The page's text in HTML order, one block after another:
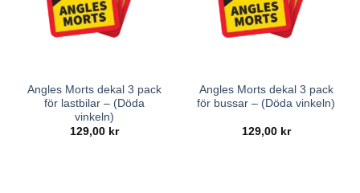
Angles Morts dekal 3 pack
för lastbilar – (Döda
vinkeln)
129,00 kr
Angles Morts dekal 3 pack
för bussar – (Döda vinkeln)
129,00 kr